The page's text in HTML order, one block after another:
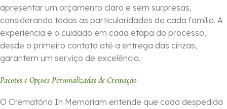
apresentar um orçamento claro e sem surpresas,
considerando todas as particularidades de cada família. A
experiência e o cuidado em cada etapa do processo,
desde o primeiro contato até a entrega das cinzas,
garantem um serviço de excelência.
Pacotes e Opções Personalizadas de Cremação
O Crematório In Memoriam entende que cada despedida